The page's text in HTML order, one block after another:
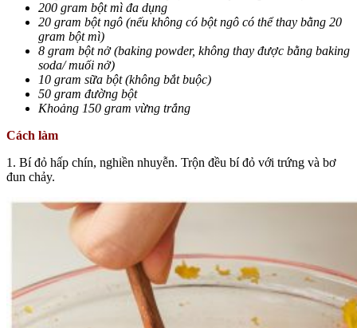
200 gram bột mì đa dụng
20 gram bột ngô (nếu không có bột ngô có thể thay bằng 20
gram bột mì)
8 gram bột nở (baking powder, không thay được bằng baking
soda/ muối nở)
10 gram sữa bột (không bắt buộc)
50 gram đường bột
Khoảng 150 gram vừng trắng
Cách làm
1. Bí đỏ hấp chín, nghiền nhuyễn. Trộn đều bí đỏ với trứng và bơ
đun chảy.